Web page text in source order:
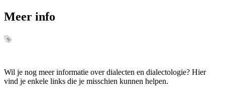
Meer info
Wil je nog meer informatie over dialecten en dialectologie? Hier
vind je enkele links die je misschien kunnen helpen.